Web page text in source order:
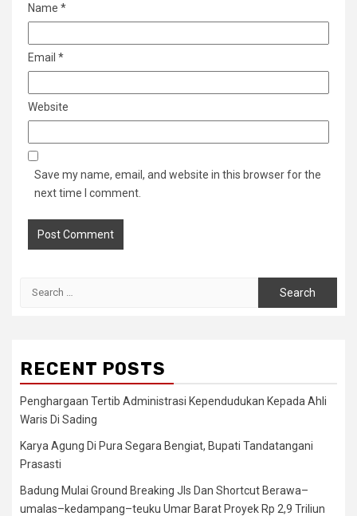
Name *
Email *
Website
Save my name, email, and website in this browser for the
next time I comment.
RECENT POSTS
Penghargaan Tertib Administrasi Kependudukan Kepada Ahli
Waris Di Sading
Karya Agung Di Pura Segara Bengiat, Bupati Tandatangani
Prasasti
Badung Mulai Ground Breaking Jls Dan Shortcut Berawa–
umalas–kedampang–teuku Umar Barat Proyek Rp 2,9 Triliun